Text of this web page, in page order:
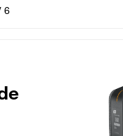
6
Fibre_18_26
0 mois puis 49,99 € par mois,